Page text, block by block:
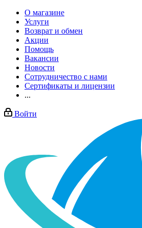
О магазине
Услуги
Возврат и обмен
Акции
Помощь
Вакансии
Новости
Сотрудничество с нами
Сертификаты и лицензии
...
Войти